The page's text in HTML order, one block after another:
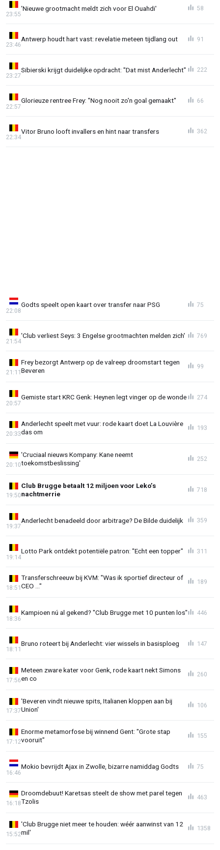
'Nieuwe grootmacht meldt zich voor El Ouahdi'
23:55
58
Antwerp houdt hart vast: revelatie meteen tijdlang out
23:46
91
Sibierski krijgt duidelijke opdracht: "Dat mist Anderlecht"
23:27
222
Glorieuze rentree Frey: "Nog nooit zo'n goal gemaakt"
22:57
66
Vitor Bruno looft invallers en hint naar transfers
22:34
362
Godts speelt open kaart over transfer naar PSG
22:08
75
'Club verliest Seys: 3 Engelse grootmachten melden zich'
21:54
769
Frey bezorgt Antwerp op de valreep droomstart tegen
Beveren
21:11
99
Gemiste start KRC Genk: Heynen legt vinger op de wonde
20:57
274
Anderlecht speelt met vuur: rode kaart doet La Louvière
das om
20:33
193
'Cruciaal nieuws Kompany: Kane neemt
toekomstbeslissing'
20:10
252
Club Brugge betaalt 12 miljoen voor Leko’s
nachtmerrie
19:50
718
Anderlecht benadeeld door arbitrage? De Bilde duidelijk
19:37
359
Lotto Park ontdekt potentiële patron: "Echt een topper"
19:14
311
Transferschreeuw bij KVM: "Was ik sportief directeur of
CEO ..."
18:51
189
Kampioen nú al gekend? "Club Brugge met 10 punten los"
18:36
446
Bruno roteert bij Anderlecht: vier wissels in basisploeg
18:11
147
Meteen zware kater voor Genk, rode kaart nekt Simons
en co
17:56
260
'Beveren vindt nieuwe spits, Italianen kloppen aan bij
Union'
17:37
106
Enorme metamorfose bij winnend Gent: "Grote stap
vooruit"
17:12
155
Mokio bevrijdt Ajax in Zwolle, bizarre namiddag Godts
16:46
75
Droomdebuut! Karetsas steelt de show met parel tegen
Tzolis
16:18
463
'Club Brugge niet meer te houden: wéér aanwinst van 12
mil'
15:52
1358